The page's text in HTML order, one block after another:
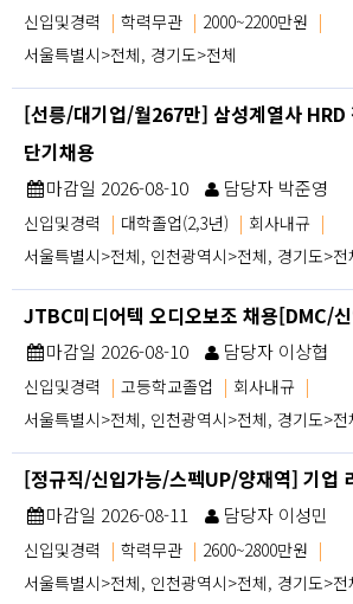
신입및경력 | 학력무관 | 2000~2200만원 |
서울특별시>전체, 경기도>전체
[선릉/대기업/월267만] 삼성계열사 HRD
단기채용
마감일 2026-08-10 담당자 박준영
신입및경력 | 대학졸업(2,3년) | 회사내규 |
서울특별시>전체, 인천광역시>전체, 경기도>전
JTBC미디어텍 오디오보조 채용[DMC/
마감일 2026-08-10 담당자 이상협
신입및경력 | 고등학교졸업 | 회사내규 |
서울특별시>전체, 인천광역시>전체, 경기도>전
[정규직/신입가능/스펙UP/양재역] 기업
마감일 2026-08-11 담당자 이성민
신입및경력 | 학력무관 | 2600~2800만원 |
서울특별시>전체, 인천광역시>전체, 경기도>전